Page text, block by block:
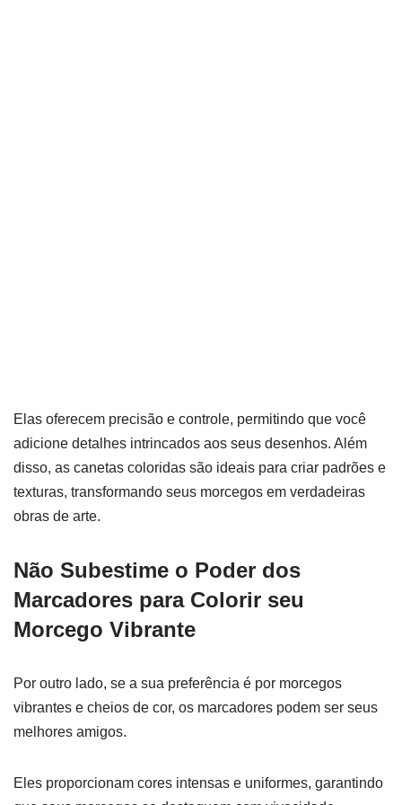
Elas oferecem precisão e controle, permitindo que você
adicione detalhes intrincados aos seus desenhos. Além
disso, as canetas coloridas são ideais para criar padrões e
texturas, transformando seus morcegos em verdadeiras
obras de arte.
Não Subestime o Poder dos
Marcadores para Colorir seu
Morcego Vibrante
Por outro lado, se a sua preferência é por morcegos
vibrantes e cheios de cor, os marcadores podem ser seus
melhores amigos.
Eles proporcionam cores intensas e uniformes, garantindo